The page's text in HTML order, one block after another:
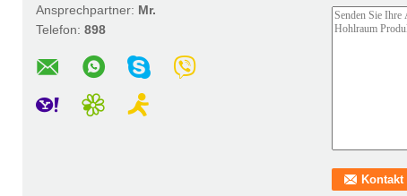
Ansprechpartner: Mr.
Telefon: 898